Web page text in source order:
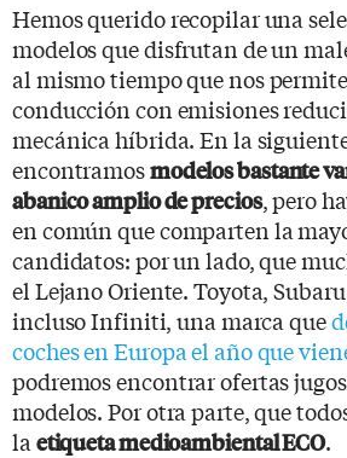
Hemos querido recopilar una
modelos que disfrutan de un
al mismo tiempo que nos
conducción con emisiones
mecánica híbrida. En la
encontramosmodelos bastante
abanico amplio de precios, pero
en común que comparten la
candidatos: por un lado, que
el Lejano Oriente. Toyota,
incluso Infiniti, una marca que
coches en Europa el año que
podremos encontrar ofertas
modelos. Por otra parte, que
la etiqueta medioambiental ECO.